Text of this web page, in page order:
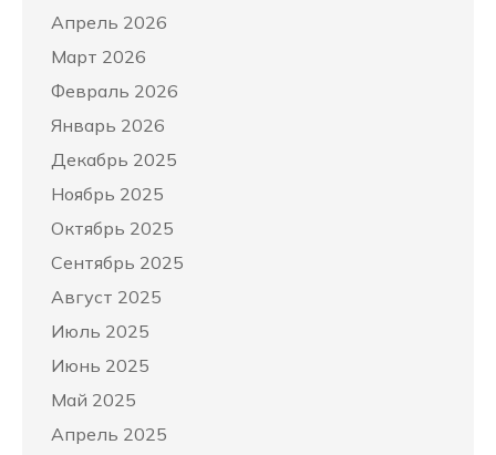
Апрель 2026
Март 2026
Февраль 2026
Январь 2026
Декабрь 2025
Ноябрь 2025
Октябрь 2025
Сентябрь 2025
Август 2025
Июль 2025
Июнь 2025
Май 2025
Апрель 2025